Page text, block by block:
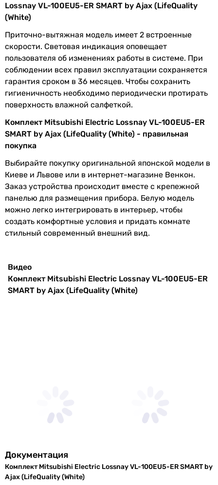
Коллекции Mitsubishi Electric Lossnay
Энергоэффективность
Класс
энергоэффективности
B
Физические характеристики
Толщина
стены от
50 мм
Диаметр
стенового
модуля
75 мм
Ширина 620 мм
Высота 265 мм
Глубина 200 мм
Цвет
внутренней
панели
Глубина в
упаковке
200 мм
Lossnay VL-100EU5-ER SMART by Ajax (LifeQuality
(White)
Приточно-вытяжная модель имеет 2 встроенные
скорости. Световая индикация оповещает
пользователя об изменениях работы в системе. При
соблюдении всех правил эксплуатации сохраняется
гарантия сроком в 36 месяцев. Чтобы сохранить
гигиеничность необходимо периодически протирать
поверхность влажной салфеткой.
Комплект Mitsubishi Electric Lossnay VL-100EU5-ER
SMART by Ajax (LifeQuality (White) - правильная
покупка
Выбирайте покупку оригинальной японской модели в
Киеве и Львове или в интернет-магазине Венкон.
Заказ устройства происходит вместе с крепежной
панелью для размещения прибора. Белую модель
можно легко интегрировать в интерьер, чтобы
создать комфортные условия и придать комнате
стильный современный внешний вид.
Видео
Комплект Mitsubishi Electric Lossnay VL-100EU5-ER
SMART by Ajax (LifeQuality (White)
Документация
Комплект Mitsubishi Electric Lossnay VL-100EU5-ER SMART by
Ajax (LifeQuality (White)